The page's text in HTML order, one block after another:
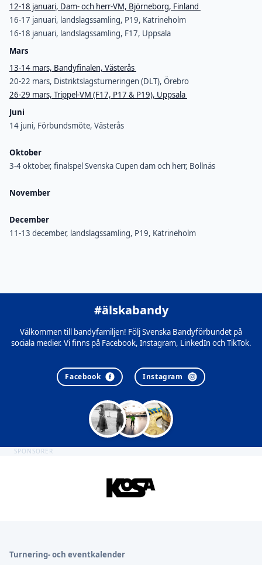
12-18 januari, Dam- och herr-VM, Björneborg, Finland
16-17 januari, landslagssamling, P19, Katrineholm
16-18 januari, landslagssamling, F17, Uppsala
Mars
13-14 mars, Bandyfinalen, Västerås
20-22 mars, Distriktslagsturneringen (DLT), Örebro
26-29 mars, Trippel-VM (F17, P17 & P19), Uppsala
Juni
14 juni, Förbundsmöte, Västerås
Oktober
3-4 oktober, finalspel Svenska Cupen dam och herr, Bollnäs
November
December
11-13 december, landslagssamling, P19, Katrineholm
#älskabandy
Välkommen till bandyfamiljen! Följ Svenska Bandyförbundet på
sociala medier. Vi finns på Facebook, Instagram, LinkedIn och TikTok.
Facebook Instagram
SPONSORER
Turnering- och eventkalender